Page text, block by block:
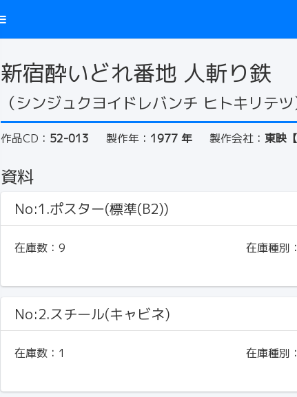
新宿酔いどれ番地 人斬り鉄
（シンジュクヨイドレバンチ ヒトキリテツ
作品CD： 52-013 製作年： 1977 年 製作会社： 東映
資料
No:1.ポスター(標準(B2))
在庫数： 9 在庫種別：
No:2.スチール(キャビネ)
在庫数： 1 在庫種別：